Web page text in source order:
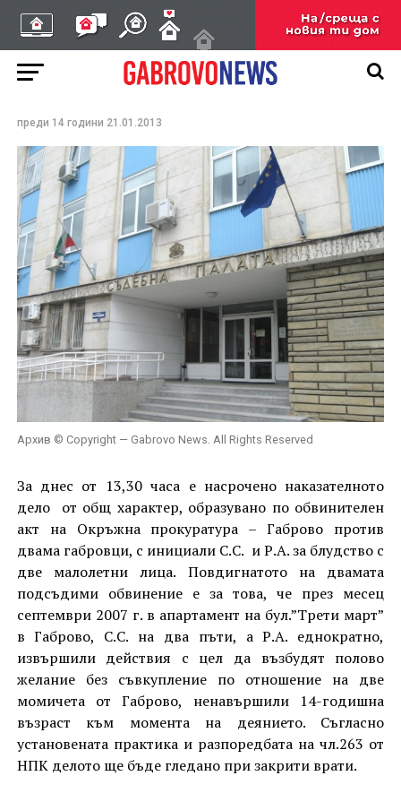
Дело срещу двама,
блудствали с
малолетни момичета
преди 14 години 21.01.2013
Архив © Copyright — Gabrovo News. All Rights Reserved
За днес от 13,30 часа е насрочено наказателното
дело от общ характер, образувано по обвинителен
акт на Окръжна прокуратура – Габрово против
двама габровци, с инициали С.С. и Р.А. за блудство с
две малолетни лица. Повдигнатото на двамата
подсъдими обвинение е за това, че през месец
септември 2007 г. в апартамент на бул.”Трети март”
в Габрово, С.С. на два пъти, а Р.А. еднократно,
извършили действия с цел да възбудят полово
желание без съвкупление по отношение на две
момичета от Габрово, ненавършили 14-годишна
възраст към момента на деянието. Съгласно
установената практика и разпоредбата на чл.263 от
НПК делото ще бъде гледано при закрити врати.